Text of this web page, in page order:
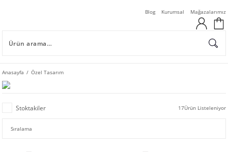
Blog Kurumsal Mağazalarımız
Anasayfa Özel Tasarım
Stoktakiler 17Ürün Listeleniyor